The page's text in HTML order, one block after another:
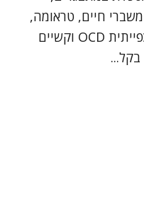
חיים, טראומה,
דכאון, חרדות, הפרעה טורדנית כפייתית OCD וקשיים
בקל...